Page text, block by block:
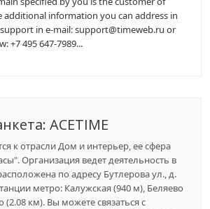
additional information you can address in
in e-mail: support@timeweb.ru or
+7 495 647-7989...
ACETIME
к отрасли Дом и интерьер, ее сфера
Организация ведет деятельность в
по адресу Бутлерова ул., д.
метро: Калужская (940 м), Беляево
(2.08 км). Вы можете связаться с